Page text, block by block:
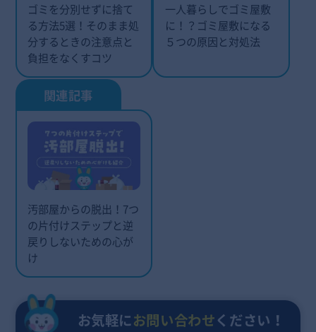
ゴミを分別せずに捨て
る方法5選！そのまま処
分するときの注意点と
負担をなくすコツ
一人暮らしでゴミ屋敷
に！？ゴミ屋敷になる
５つの原因と対処法
汚部屋からの脱出！7つ
の片付けステップと逆
戻りしないための心が
け
お気軽にお問い合わせください！